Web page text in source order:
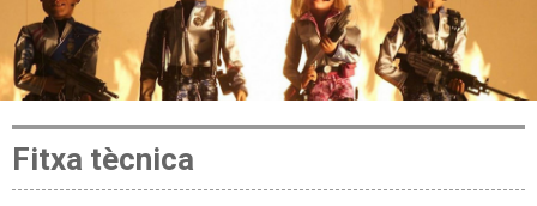
Fitxa tècnica